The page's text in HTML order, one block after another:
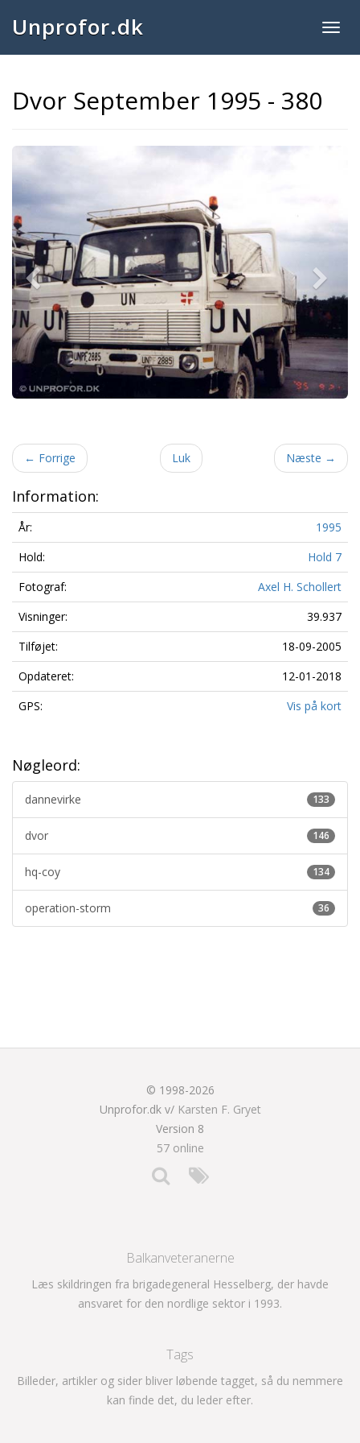
Unprofor.dk
Dvor September 1995 - 380
← Forrige Luk Næste →
Information:
År:
1995
Hold:
Hold 7
Fotograf:
Axel H. Schollert
Visninger:
39.937
Tilføjet:
18-09-2005
Opdateret:
12-01-2018
GPS:
Vis på kort
Nøgleord:
133
dannevirke
146
dvor
134
hq-coy
36
operation-storm
© 1998-2026
Unprofor.dk v/ Karsten F. Gryet
Version 8
57 online
Balkanveteranerne
Læs skildringen fra brigadegeneral Hesselberg, der havde
ansvaret for den nordlige sektor i 1993.
Tags
Billeder, artikler og sider bliver løbende tagget, så du nemmere
kan finde det, du leder efter.